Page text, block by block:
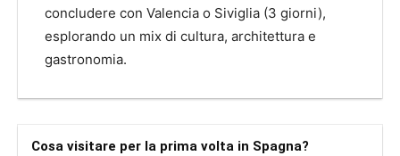
concludere con Valencia o Siviglia (3 giorni),
esplorando un mix di cultura, architettura e
gastronomia.
Cosa visitare per la prima volta in Spagna?